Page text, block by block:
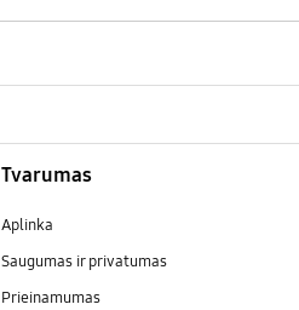
Tvarumas
Aplinka
Saugumas ir privatumas
Prieinamumas